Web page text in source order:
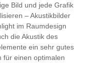
Bild und jede Grafik
– Akustikbilder
im Raumdesign
die Akustik des
ein sehr gutes
für einen optimalen